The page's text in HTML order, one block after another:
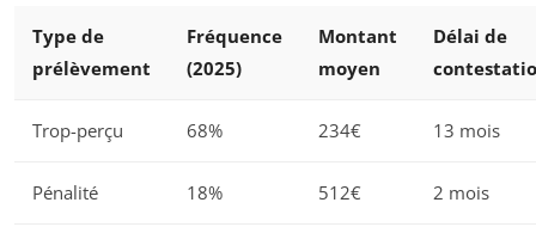
Type de
prélèvement
Fréquence
(2025)
Montant
moyen
Délai de
Trop-perçu 68% 234€ 13 mois
Pénalité 18% 512€ 2 mois